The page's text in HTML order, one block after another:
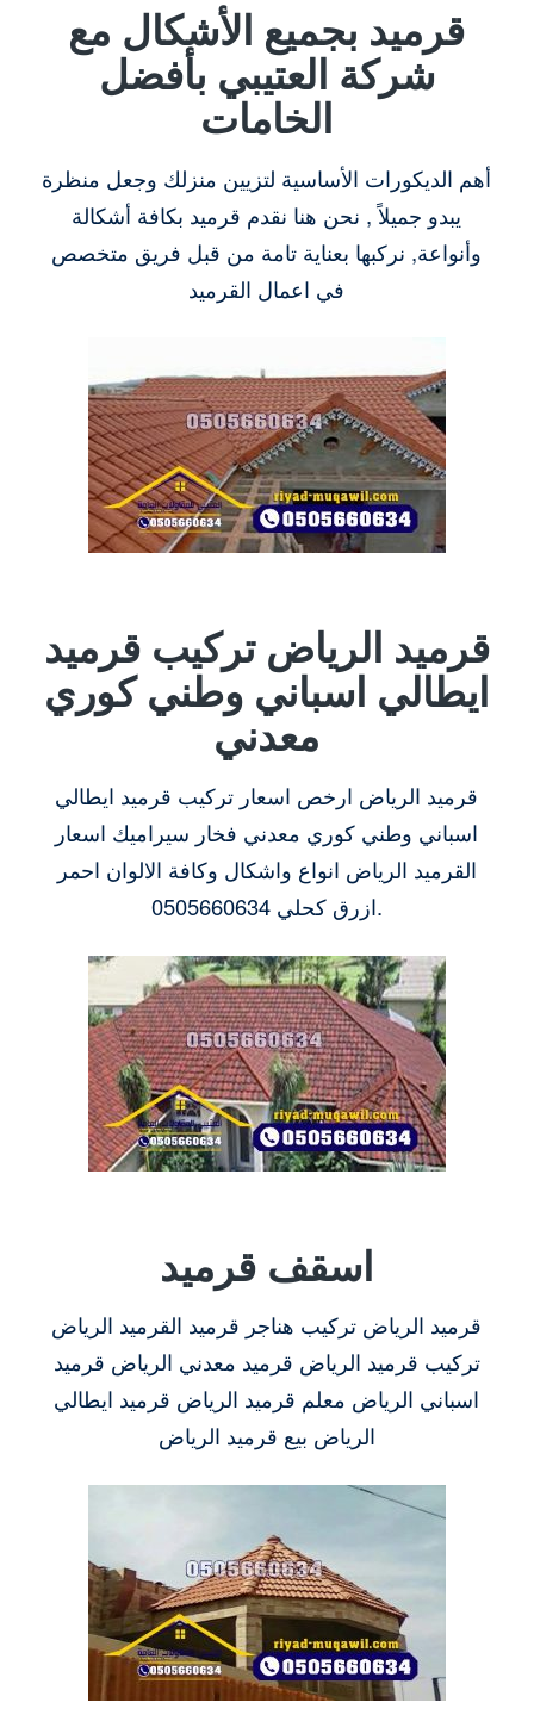
قرميد بجميع الأشكال مع
شركة العتيبي بأفضل
الخامات
أهم الديكورات الأساسية لتزيين منزلك وجعل منظرة
يبدو جميلاً , نحن هنا نقدم قرميد بكافة أشكالة
وأنواعة, نركبها بعناية تامة من قبل فريق متخصص
في اعمال القرميد
قرميد الرياض تركيب قرميد
ايطالي اسباني وطني كوري
معدني
قرميد الرياض ارخص اسعار تركيب قرميد ايطالي
اسباني وطني كوري معدني فخار سيراميك اسعار
القرميد الرياض انواع واشكال وكافة الالوان احمر
ازرق كحلي 0505660634.
اسقف قرميد
قرميد الرياض تركيب هناجر قرميد القرميد الرياض
تركيب قرميد الرياض قرميد معدني الرياض قرميد
اسباني الرياض معلم قرميد الرياض قرميد ايطالي
الرياض بيع قرميد الرياض